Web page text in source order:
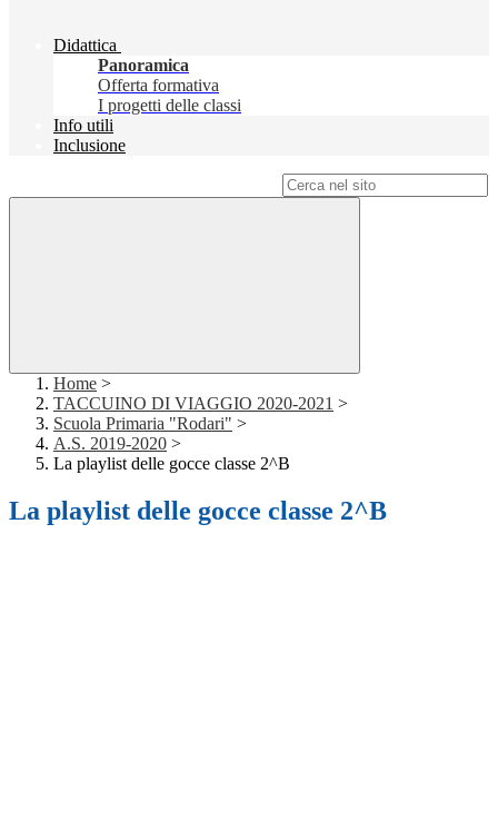
Didattica
Panoramica
Offerta formativa
I progetti delle classi
Info utili
Inclusione
Home >
TACCUINO DI VIAGGIO 2020-2021 >
Scuola Primaria "Rodari" >
A.S. 2019-2020 >
La playlist delle gocce classe 2^B
La playlist delle gocce classe 2^B